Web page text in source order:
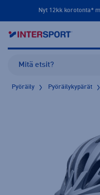
Nyt 12kk korotonta*
Pyöräily Pyöräilykypärät